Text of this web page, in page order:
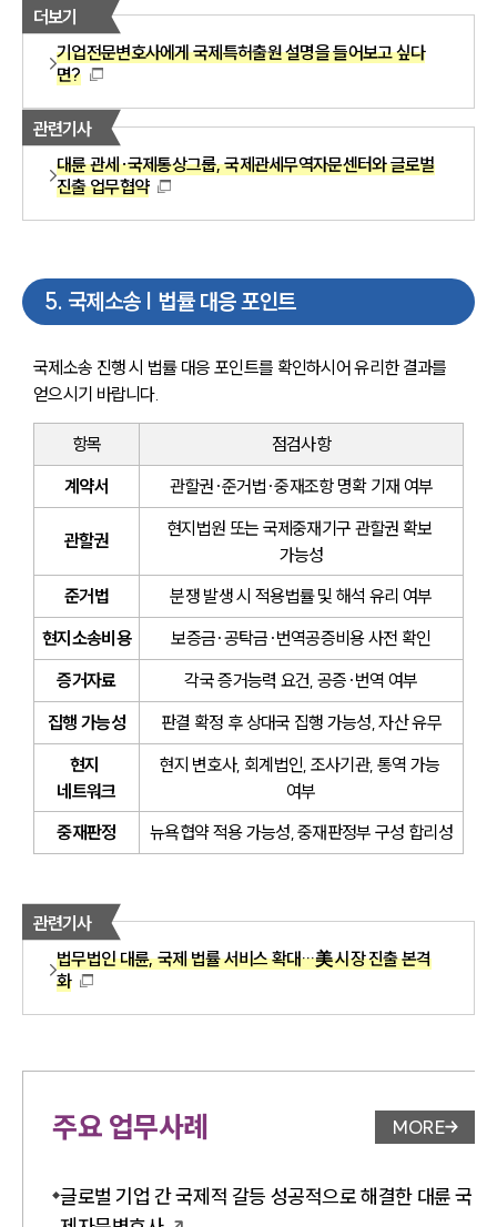
더보기
기업전문변호사에게 국제특허출원 설명을 들어보고 싶다
면?
관련기사
대륜 관세·국제통상그룹, 국제관세무역자문센터와 글로벌
진출 업무협약
5. 국제소송 | 법률 대응 포인트
국제소송 진행 시 법률 대응 포인트를 확인하시어 유리한 결과를
얻으시기 바랍니다.
항목
점검사항
계약서
관할권·준거법·중재조항 명확 기재 여부
관할권
현지법원 또는 국제중재기구 관할권 확보
가능성
준거법
분쟁 발생 시 적용법률 및 해석 유리 여부
현지소송비용
보증금·공탁금·번역공증비용 사전 확인
증거자료
각국 증거능력 요건, 공증·번역 여부
집행 가능성
판결 확정 후 상대국 집행 가능성, 자산 유무
현지
네트워크
현지 변호사, 회계법인, 조사기관, 통역 가능
여부
중재판정
뉴욕협약 적용 가능성, 중재판정부 구성 합리성
관련기사
법무법인 대륜, 국제 법률 서비스 확대…美 시장 진출 본격
화
주요 업무사례 업무사례
MORE
글로벌 기업 간 국제적 갈등 성공적으로 해결한 대륜 국